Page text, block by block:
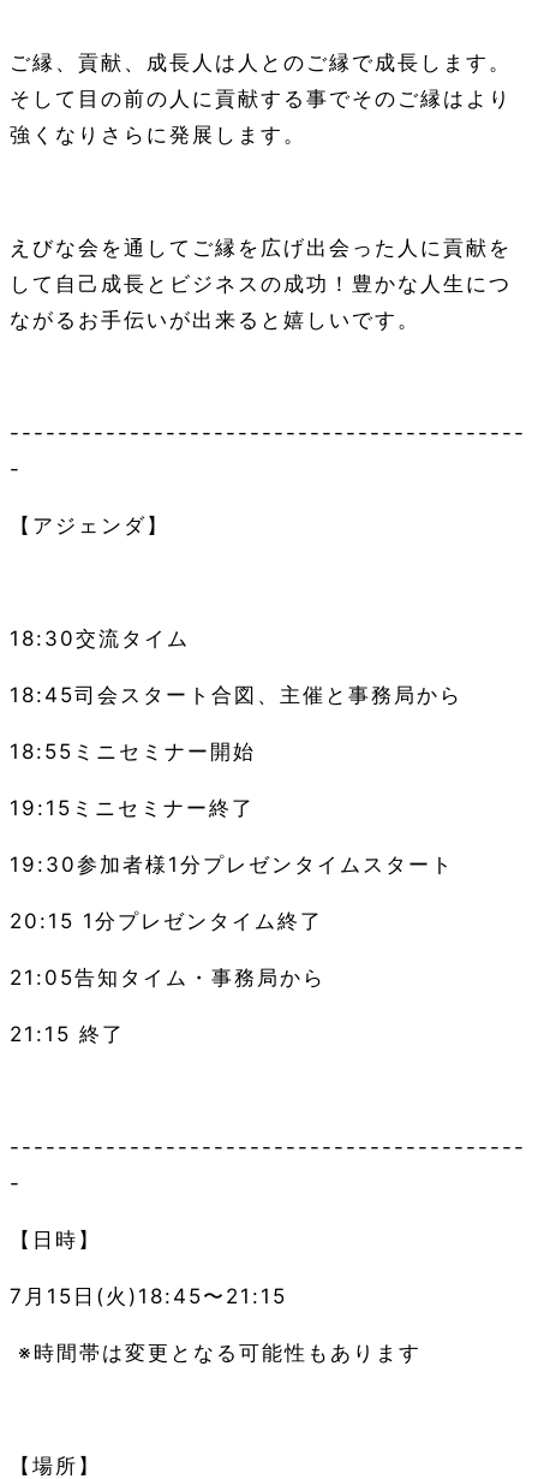
ご縁、貢献、成長人は人とのご縁で成長します。
そして目の前の人に貢献する事でそのご縁はより
強くなりさらに発展します。
えびな会を通してご縁を広げ出会った人に貢献を
して自己成長とビジネスの成功！豊かな人生につ
ながるお手伝いが出来ると嬉しいです。
-------------------------------------------
-
【アジェンダ】
18:30交流タイム
18:45司会スタート合図、主催と事務局から
18:55 ミニセミナー開始
19:15 ミニセミナー終了
19:30参加者様 1 分プレゼンタイムスタート
20:15 1 分プレゼンタイム終了
21:05告知タイム・事務局から
21:15 終了
-------------------------------------------
-
【日時】
7 月15日 (火 )18:45〜 21:15
※ 時間帯は変更となる可能性もあります
【場所】